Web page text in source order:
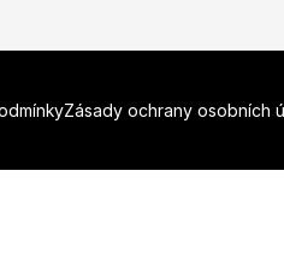
Zásady ochrany osobních